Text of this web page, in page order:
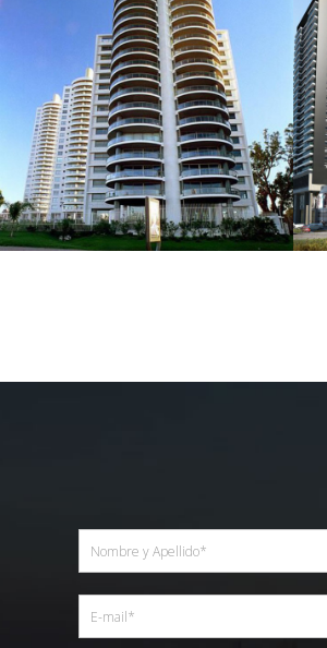
TORRE CAELUS
/ TORRES
NAUTICAS
+